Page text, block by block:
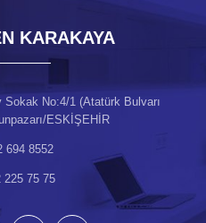
KARAKAYA
No:4/1 (Atatürk Bulvarı
ESKİŞEHİR
694 8552
225 75 75